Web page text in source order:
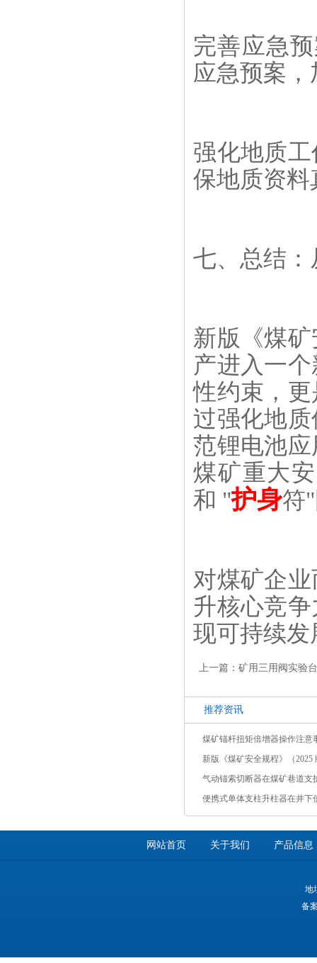
完善应急
应急预案
强化地质
保地质资料
七、总结
新版《煤
产进入一
性约束，
过强化地
范锂电池
煤矿重大
和 "护身符
对煤矿企
升核心竞
现可持续
推荐资讯
煤矿锚杆扭矩倍增器操作注意
新版《煤矿安全规程》（2025
气动锚索切断器在煤矿巷道支
便携式单体支柱升柱器在井下
网站首页 关于我们 产品信息
地
备